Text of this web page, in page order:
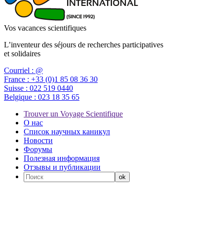
Vos vacances scientifiques
L’inventeur des séjours de recherches participatives
et solidaires
Courriel : @
France : +33 (0)1 85 08 36 30
Suisse : 022 519 0440
Belgique : 023 18 35 65
Trouver un Voyage Scientifique
О нас
Список научных каникул
Новости
Форумы
Полезная информация
Отзывы и публикации